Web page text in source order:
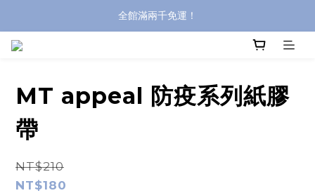
全館滿兩千免運！
全館滿兩千免運！
MT appeal 防疫系列紙膠
帶
NT$210
NT$180